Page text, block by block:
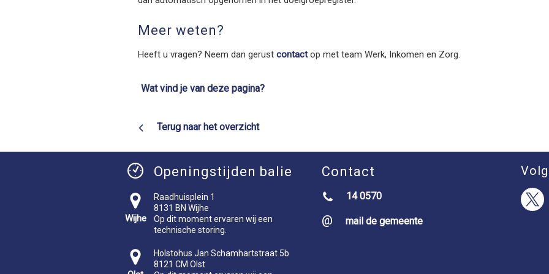
Meer weten?
Heeft u vragen? Neem dan gerust contactop met team Werk, Inkomen en Zorg.
Wat vind je van deze pagina?
Terug naar het overzicht
Openingstijden balie
Wijhe
Raadhuisplein 1
8131 BN Wijhe
Op dit moment ervaren wij een
technische storing.
Holstohus Jan Schamhartstraat 5b
8121 CM Olst
Contact
14 0570
mail de gemeente